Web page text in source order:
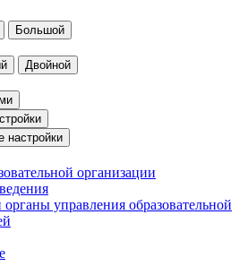
Большой
Двойной
настройки
организации
управления образовательной